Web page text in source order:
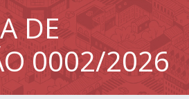
DE
0002/2026